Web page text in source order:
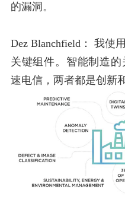
的漏洞。
Dez Blanchfield：
我使
关键组件。智能制造
速电信，两者都是创新